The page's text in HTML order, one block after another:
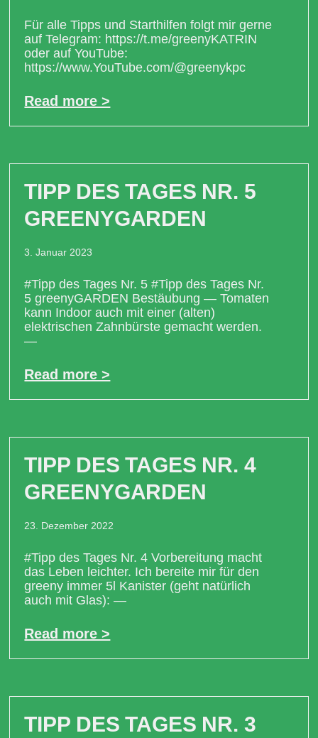
Für alle Tipps und Starthilfen folgt mir gerne
auf Telegram: https://t.me/greenyKATRIN
oder auf YouTube:
https://www.YouTube.com/@greenykpc
Read more >
TIPP DES TAGES NR. 5
GREENYGARDEN
3. Januar 2023
#Tipp des Tages Nr. 5 #Tipp des Tages Nr.
5 greenyGARDEN Bestäubung — Tomaten
kann Indoor auch mit einer (alten)
elektrischen Zahnbürste gemacht werden.
—
Read more >
TIPP DES TAGES NR. 4
GREENYGARDEN
23. Dezember 2022
#Tipp des Tages Nr. 4 Vorbereitung macht
das Leben leichter. Ich bereite mir für den
greeny immer 5l Kanister (geht natürlich
auch mit Glas): —
Read more >
TIPP DES TAGES NR. 3